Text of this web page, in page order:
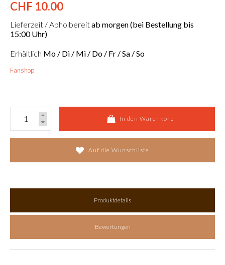
CHF 10.00
Lieferzeit / Abholbereitab morgen (bei Bestellung bis
15:00 Uhr)
Erhältlich Mo / Di / Mi / Do / Fr / Sa / So
Fanshop
In den Warenkorb
Auf die Wunschliste
Produktdetails
Bewertungen